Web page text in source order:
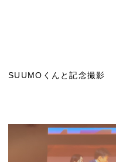
SUUMOくんと記念撮影